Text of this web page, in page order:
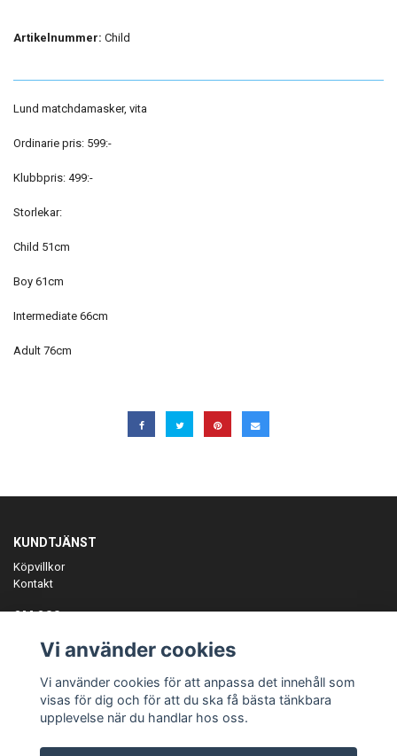
Artikelnummer: Child
Lund matchdamasker, vita
Ordinarie pris: 599:-
Klubbpris: 499:-
Storlekar:
Child 51cm
Boy 61cm
Intermediate 66cm
Adult 76cm
KUNDTJÄNST
Köpvillkor
Kontakt
OM OSS
ANMÄL DIG TILL VÅRT NYHETSBREV
Prenumerera
Vi använder cookies
Vi använder cookies för att anpassa det innehåll som
visas för dig och för att du ska få bästa tänkbara
upplevelse när du handlar hos oss.